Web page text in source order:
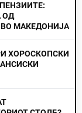
ОД
МАКЕДОНИЈА
ХОРОСКОПСКИ